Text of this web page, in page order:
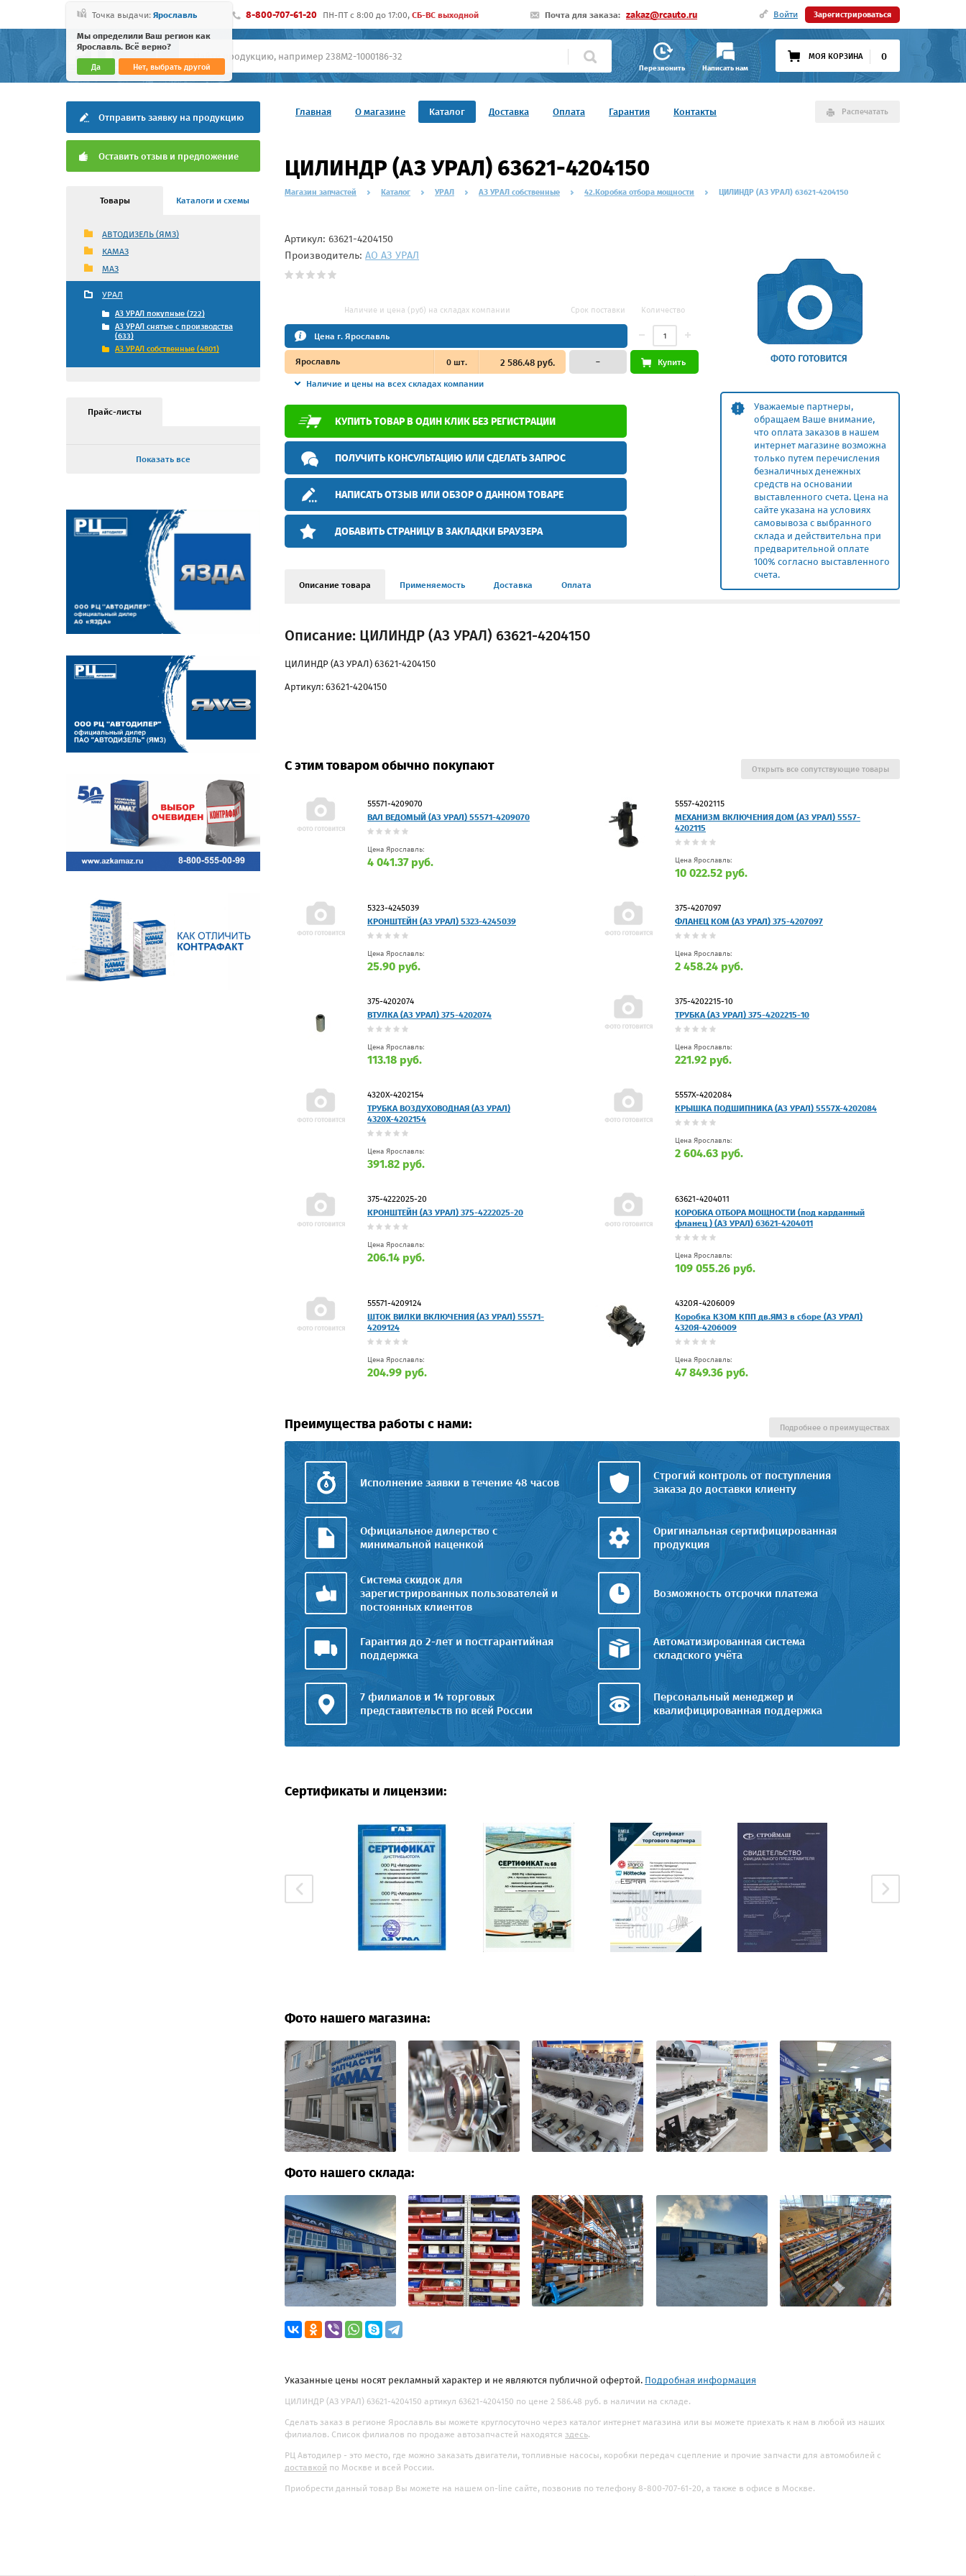
Точка выдачи: Ярославль
Мы определили Ваш регион как
Ярославль. Всё верно?
Да Нет, выбрать другой
8-800-707-61-20 ПН-ПТ c 8:00 до 17:00, СБ-ВС выходной Почта для заказа: zakaz@rcauto.ru Войти Зарегистрироваться
Перезвонить Написать нам
МОЯ КОРЗИНА 0
Главная О магазине Каталог Доставка Оплата Гарантия Контакты Распечатать
Отправить заявку на продукцию
Оставить отзыв и предложение
Товары Каталоги и схемы
АВТОДИЗЕЛЬ (ЯМЗ)
КАМАЗ
МАЗ
УРАЛ
АЗ УРАЛ покупные (722)
АЗ УРАЛ снятые с производства
(633)
АЗ УРАЛ собственные (4801)
Прайс-листы
Показать все
ЦИЛИНДР (АЗ УРАЛ) 63621-4204150
Магазин запчастей Каталог УРАЛ АЗ УРАЛ собственные 42.Коробка отбора мощности ЦИЛИНДР (АЗ УРАЛ) 63621-4204150
Уважаемые партнеры,
обращаем Ваше внимание,
что оплата заказов в нашем
интернет магазине возможна
только путем перечисления
безналичных денежных
средств на основании
выставленного счета. Цена на
сайте указана на условиях
самовывоза с выбранного
склада и действительна при
предварительной оплате
100% согласно выставленного
счета.
Артикул: 63621-4204150
Производитель: АО АЗ УРАЛ
Наличие и цена (руб) на складах компании Срок поставки Количество
Цена г. Ярославль
Ярославль 0шт. 2 586.48 руб.
Наличие и цены на всех складах компании
– Купить
КУПИТЬ ТОВАР В ОДИН КЛИК БЕЗ РЕГИСТРАЦИИ
ПОЛУЧИТЬ КОНСУЛЬТАЦИЮ ИЛИ СДЕЛАТЬ ЗАПРОС
НАПИСАТЬ ОТЗЫВ ИЛИ ОБЗОР О ДАННОМ ТОВАРЕ
ДОБАВИТЬ СТРАНИЦУ В ЗАКЛАДКИ БРАУЗЕРА
Описание товара Применяемость Доставка Оплата
Описание: ЦИЛИНДР (АЗ УРАЛ) 63621-4204150
ЦИЛИНДР (АЗ УРАЛ) 63621-4204150
Артикул: 63621-4204150
С этим товаром обычно покупают
55571-4209070
ВАЛ ВЕДОМЫЙ (АЗ УРАЛ) 55571-4209070
Цена Ярославль:
4 041.37 руб.
5557-4202115
МЕХАНИЗМ ВКЛЮЧЕНИЯ ДОМ (АЗ УРАЛ) 5557-
4202115
Цена Ярославль:
10 022.52 руб.
5323-4245039
КРОНШТЕЙН (АЗ УРАЛ) 5323-4245039
Цена Ярославль:
25.90 руб.
375-4207097
ФЛАНЕЦ КОМ (АЗ УРАЛ) 375-4207097
Цена Ярославль:
2 458.24 руб.
375-4202074
ВТУЛКА (АЗ УРАЛ) 375-4202074
Цена Ярославль:
113.18 руб.
375-4202215-10
ТРУБКА (АЗ УРАЛ) 375-4202215-10
Цена Ярославль:
221.92 руб.
4320Х-4202154
ТРУБКА ВОЗДУХОВОДНАЯ (АЗ УРАЛ)
4320Х-4202154
Цена Ярославль:
391.82 руб.
5557Х-4202084
КРЫШКА ПОДШИПНИКА (АЗ УРАЛ) 5557Х-4202084
Цена Ярославль:
2 604.63 руб.
375-4222025-20
КРОНШТЕЙН (АЗ УРАЛ) 375-4222025-20
Цена Ярославль:
206.14 руб.
63621-4204011
КОРОБКА ОТБОРА МОЩНОСТИ (под карданный
фланец ) (АЗ УРАЛ) 63621-4204011
Цена Ярославль:
109 055.26 руб.
55571-4209124
ШТОК ВИЛКИ ВКЛЮЧЕНИЯ (АЗ УРАЛ) 55571-
4209124
Цена Ярославль:
204.99 руб.
4320Я-4206009
Коробка КЗОМ КПП дв.ЯМЗ в сборе (АЗ УРАЛ)
4320Я-4206009
Цена Ярославль:
47 849.36 руб.
Открыть все сопутствующие товары
Преимущества работы с нами:
Исполнение заявки в течение 48 часов
Строгий контроль от поступления
заказа до доставки клиенту
Официальное дилерство с
минимальной наценкой
Оригинальная сертифицированная
продукция
Система скидок для
зарегистрированных пользователей и
постоянных клиентов
Возможность отсрочки платежа
Гарантия до 2-лет и постгарантийная
поддержка
Автоматизированная система
складского учёта
7 филиалов и 14 торговых
представительств по всей России
Персональный менеджер и
квалифицированная поддержка
Подробнее о преимуществах
Сертификаты и лицензии:
Фото нашего магазина:
Фото нашего склада:
Указанные цены носят рекламный характер и не являются публичной офертой. Подробная информация
ЦИЛИНДР (АЗ УРАЛ) 63621-4204150 артикул 63621-4204150 по цене 2 586.48 руб. в наличии на складе.
Сделать заказ в регионе Ярославль вы можете круглосуточно через каталог интернет магазина или вы можете приехать к нам в любой из наших
филиалов. Список филиалов по продаже автозапчастей находятся здесь.
РЦ Автодилер - это место, где можно заказать двигатели, топливные насосы, коробки передач сцепление и прочие запчасти для автомобилей с
доставкой по Москве и всей России.
Приобрести данный товар Вы можете на нашем on-line сайте, позвонив по телефону 8-800-707-61-20, а также в офисе в Москве.